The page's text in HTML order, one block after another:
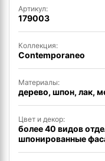
Артикул:
179003
Коллекция:
Contemporaneo
Материалы:
дерево, шпон, лак,
Цвет и декор:
более 40 видов
шпонированные